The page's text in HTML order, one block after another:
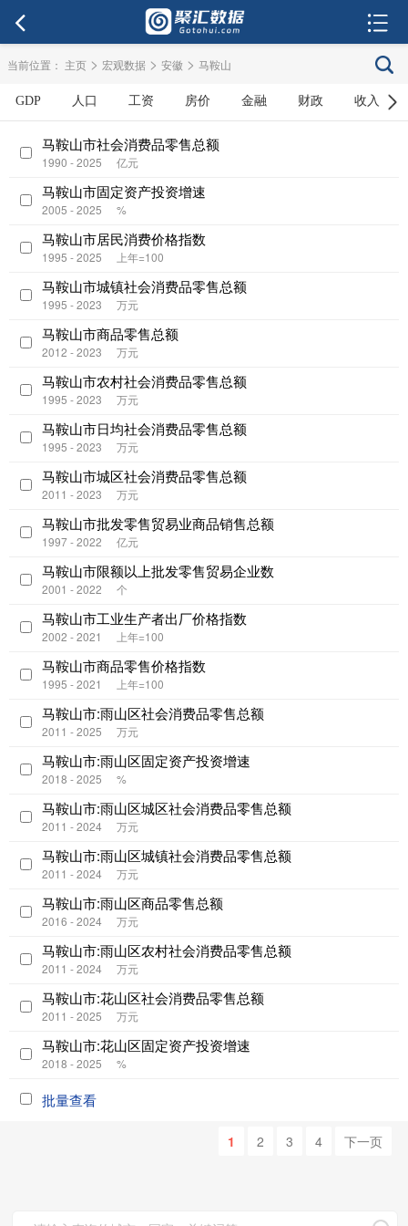
当前位置： 主页 > 宏观数据 > 安徽 > 马鞍山
GDP 人口 工资 房价 金融 财政 收入
马鞍山市社会消费品零售总额
1990 - 2025 亿元
马鞍山市固定资产投资增速
2005 - 2025 %
马鞍山市居民消费价格指数
1995 - 2025 上年=100
马鞍山市城镇社会消费品零售总额
1995 - 2023 万元
马鞍山市商品零售总额
2012 - 2023 万元
马鞍山市农村社会消费品零售总额
1995 - 2023 万元
马鞍山市日均社会消费品零售总额
1995 - 2023 万元
马鞍山市城区社会消费品零售总额
2011 - 2023 万元
马鞍山市批发零售贸易业商品销售总额
1997 - 2022 亿元
马鞍山市限额以上批发零售贸易企业数
2001 - 2022 个
马鞍山市工业生产者出厂价格指数
2002 - 2021 上年=100
马鞍山市商品零售价格指数
1995 - 2021 上年=100
马鞍山市:雨山区社会消费品零售总额
2011 - 2025 万元
马鞍山市:雨山区固定资产投资增速
2018 - 2025 %
马鞍山市:雨山区城区社会消费品零售总额
2011 - 2024 万元
马鞍山市:雨山区城镇社会消费品零售总额
2011 - 2024 万元
马鞍山市:雨山区商品零售总额
2016 - 2024 万元
马鞍山市:雨山区农村社会消费品零售总额
2011 - 2024 万元
马鞍山市:花山区社会消费品零售总额
2011 - 2025 万元
马鞍山市:花山区固定资产投资增速
2018 - 2025 %
批量查看
1 2 3 4 下一页